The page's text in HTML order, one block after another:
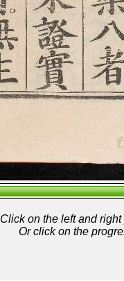
Click on the left and
Or click on the